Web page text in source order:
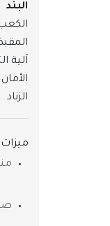
البند
آلية
الأمان
الزناد